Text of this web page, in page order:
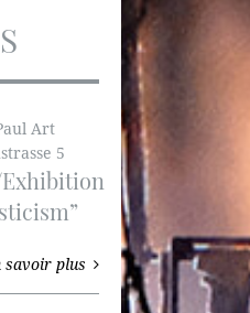
Art
5
savoir plus